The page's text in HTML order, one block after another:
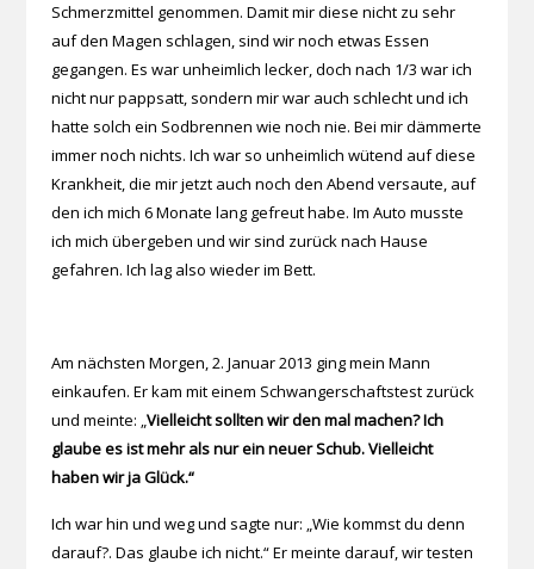
Schmerzmittel genommen. Damit mir diese nicht zu sehr
auf den Magen schlagen, sind wir noch etwas Essen
gegangen. Es war unheimlich lecker, doch nach 1/3 war ich
nicht nur pappsatt, sondern mir war auch schlecht und ich
hatte solch ein Sodbrennen wie noch nie. Bei mir dämmerte
immer noch nichts. Ich war so unheimlich wütend auf diese
Krankheit, die mir jetzt auch noch den Abend versaute, auf
den ich mich 6 Monate lang gefreut habe. Im Auto musste
ich mich übergeben und wir sind zurück nach Hause
gefahren. Ich lag also wieder im Bett.
Am nächsten Morgen, 2. Januar 2013 ging mein Mann
einkaufen. Er kam mit einem Schwangerschaftstest zurück
und meinte: „Vielleicht sollten wir den mal machen? Ich
glaube es ist mehr als nur ein neuer Schub. Vielleicht
haben wir ja Glück.“
Ich war hin und weg und sagte nur: „Wie kommst du denn
darauf?. Das glaube ich nicht.“ Er meinte darauf, wir testen